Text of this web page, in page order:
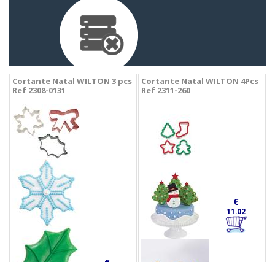
Cortante Natal WILTON 3 pcs
Ref 2308-0131
Cortante Natal WILTON 4Pcs
Ref 2311-260
€
11.02